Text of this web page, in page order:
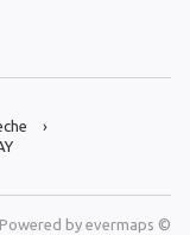
Powered by evermaps ©